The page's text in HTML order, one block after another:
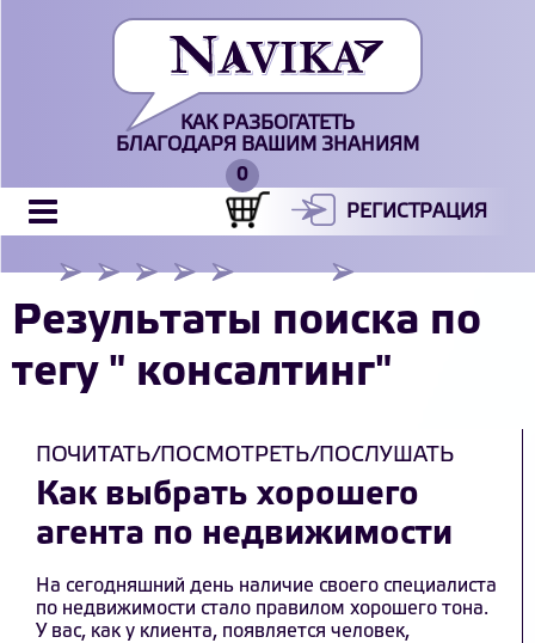
КАК РАЗБОГАТЕТЬ
БЛАГОДАРЯ ВАШИМ ЗНАНИЯМ
РЕГИСТРАЦИЯ
Результаты поиска по
тегу " консалтинг"
ПОЧИТАТЬ/ПОСМОТРЕТЬ/ПОСЛУШАТЬ
Как выбрать хорошего
агента по недвижимости
На сегодняшний день наличие своего специалиста
по недвижимости стало правилом хорошего тона.
У вас, как у клиента, появляется человек,